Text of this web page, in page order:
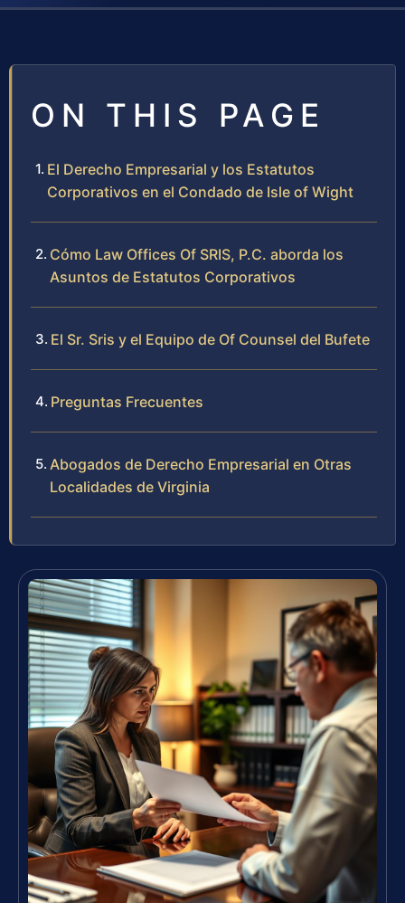
ON THIS PAGE
El Derecho Empresarial y los Estatutos
Corporativos en el Condado de Isle of Wight
Cómo Law Offices Of SRIS, P.C. aborda los
Asuntos de Estatutos Corporativos
El Sr. Sris y el Equipo de Of Counsel del Bufete
Preguntas Frecuentes
Abogados de Derecho Empresarial en Otras
Localidades de Virginia